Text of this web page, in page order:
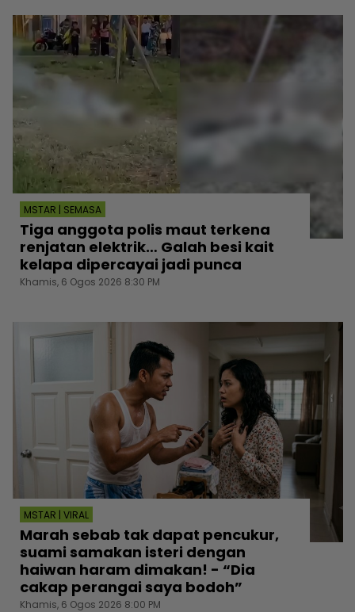
MSTAR | SEMASA
Tiga anggota polis maut terkena
renjatan elektrik… Galah besi kait
kelapa dipercayai jadi punca
Khamis, 6 Ogos 2026 8:30 PM
MSTAR | VIRAL
Marah sebab tak dapat pencukur,
suami samakan isteri dengan
haiwan haram dimakan! - “Dia
cakap perangai saya bodoh”
Khamis, 6 Ogos 2026 8:00 PM